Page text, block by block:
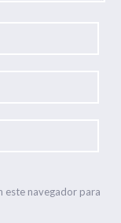
este navegador para